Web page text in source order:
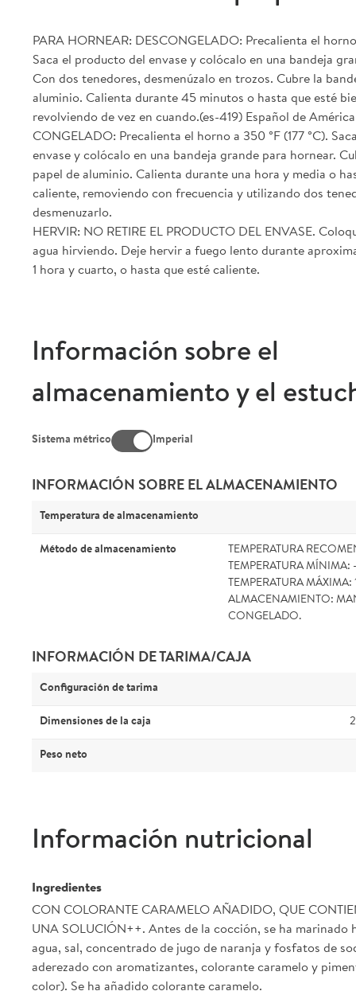
PARA HORNEAR: DESCONGELADO: Precalienta el horno
Saca el producto del envase y colócalo en una bandeja
Con dos tenedores, desmenúzalo en trozos. Cubre la
aluminio. Calienta durante 45 minutos o hasta que esté
revolviendo de vez en cuando.(es-419) Español de
CONGELADO: Precalienta el horno a 350 °F (177 °C).
envase y colócalo en una bandeja grande para hornear.
papel de aluminio. Calienta durante una hora y media o
caliente, removiendo con frecuencia y utilizando dos
desmenuzarlo.
HERVIR: NO RETIRE EL PRODUCTO DEL ENVASE.
agua hirviendo. Deje hervir a fuego lento durante
1 hora y cuarto, o hasta que esté caliente.
Información sobre el
almacenamiento y el
Sistema métrico Imperial
INFORMACIÓN SOBRE EL ALMACENAMIENTO
Temperatura de almacenamiento
Método de almacenamiento
TEMPERATURA
TEMPERATURA MÍNIMA:
TEMPERATURA MÁXIMA:
ALMACENAMIENTO:
CONGELADO.
INFORMACIÓN DE TARIMA/CAJA
Configuración de tarima
Dimensiones de la caja
Peso neto
Información nutricional
Ingredientes
CON COLORANTE CARAMELO AÑADIDO, QUE
UNA SOLUCIÓN++. Antes de la cocción, se ha marinado
agua, sal, concentrado de jugo de naranja y fosfatos de
aderezado con aromatizantes, colorante caramelo y
color). Se ha añadido colorante caramelo.